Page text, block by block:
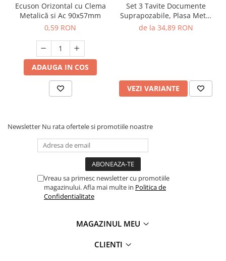
Ecuson Orizontal cu Clema
Metalică si Ac 90x57mm
0,59 RON
ADAUGA IN COS
Set 3 Tavite Documente
Suprapozabile, Plasa Metal
Eher
de la 34,89 RON
VEZI VARIANTE
Newsletter Nu rata ofertele si promotiile noastre
Vreau sa primesc newsletter cu promotiile
magazinului. Afla mai multe in Politica de
Confidentialitate
MAGAZINUL MEU
CLIENTI